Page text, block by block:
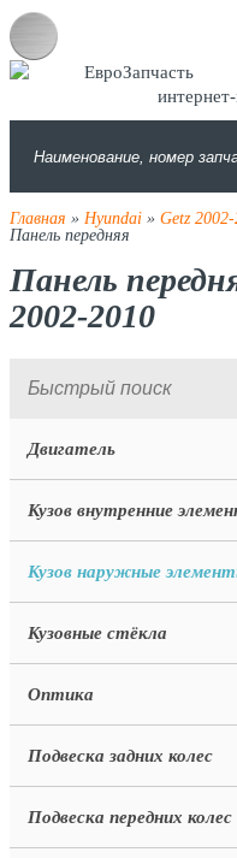
Главная » Hyundai» Getz
Панель передняя
Панель
2002-2010
Двигатель
Кузов внутренние
Кузов наружные
Кузовные стёкла
Оптика
Подвеска задних колес
Подвеска передних колес